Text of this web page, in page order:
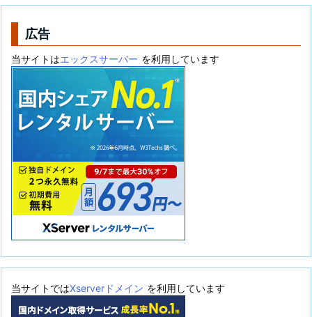
広告
当サイトはエックスサーバー を利用しています
当サイトではXserverドメイン を利用しています